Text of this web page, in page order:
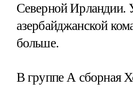
Северной Ирландии.
азербайджанской
больше.
В группе А сборная